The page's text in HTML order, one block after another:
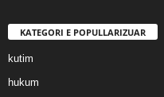
KATEGORI E POPULLARIZUAR
kutim
hukum